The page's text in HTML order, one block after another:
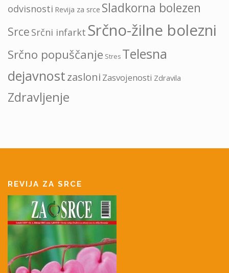
odvisnosti Revija za srce Sladkorna bolezen
Srce Srčni infarkt Srčno-žilne bolezni
Srčno popuščanje Stres Telesna
dejavnostzasloni Zasvojenosti Zdravila
Zdravljenje
REVIJA ZA SRCE